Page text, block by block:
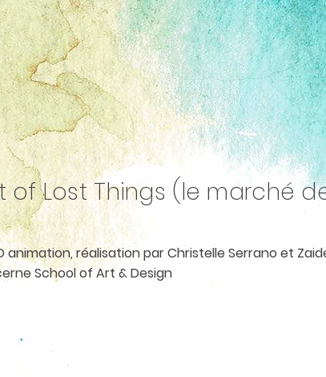
of Lost Things (le marché
animation, réalisation par Christelle Serrano et
School of Art & Design